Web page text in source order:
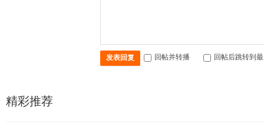
发表回复 回帖并转播 回帖后跳转到
精彩推荐